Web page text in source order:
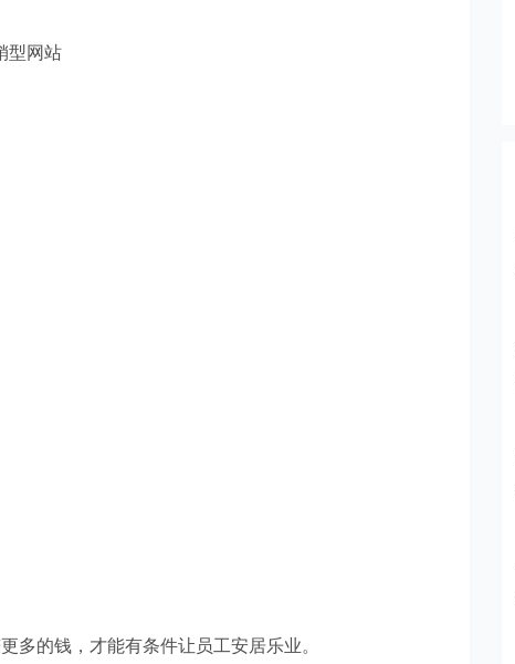
的钱，才能有条件让员工安居乐业。